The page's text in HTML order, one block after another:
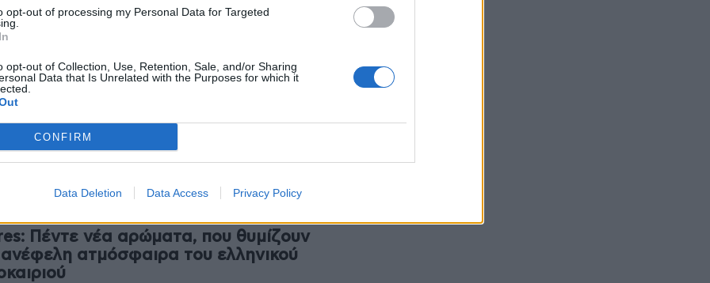
opt-out of processing my Personal Data for Targeted
opt-out of Collection, Use, Retention, Sale, and/or Sharing
Data that Is Unrelated with the Purposes for which it
CONFIRM
Data Deletion Data Access Privacy Policy
παντοτινού καλοκαιριού στο δέρμα, με φυσικό τρόπο!
τα χρώματα και η ομορφιά του ελληνικού
αποτυπώνονται στη συλλογή Aegean Bronze
– Το ελληνικό καλοκαίρι στην
σου με γιαούρτι και κόκκινο
νερά, το λευκό και το μπλε. Είναι το γιαούρτι, οι
πραγματικού γιαουρτιού...
Πέντε νέα αρώματα, που θυμίζουν
ατμόσφαιρα του ελληνικού